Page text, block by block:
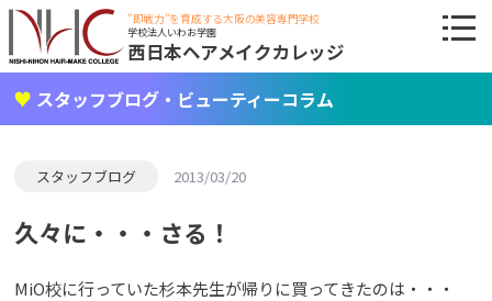
"即戦力"を育成する大阪の美容専門学校
学校法人いわお学園
西日本ヘアメイクカレッジ
スタッフブログ・ビューティーコラム
スタッフブログ 2013/03/20
久々に・・・さる！
MiO校に行っていた杉本先生が帰りに買ってきたのは・・・